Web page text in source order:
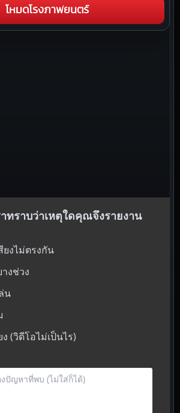
โหมดโรงภาพยนตร์
ทราบว่าเหตุใดคุณจึงรายงาน
ยงไม่ตรงกัน
งช่วง
น
(วิดีโอไม่เป็นไร)